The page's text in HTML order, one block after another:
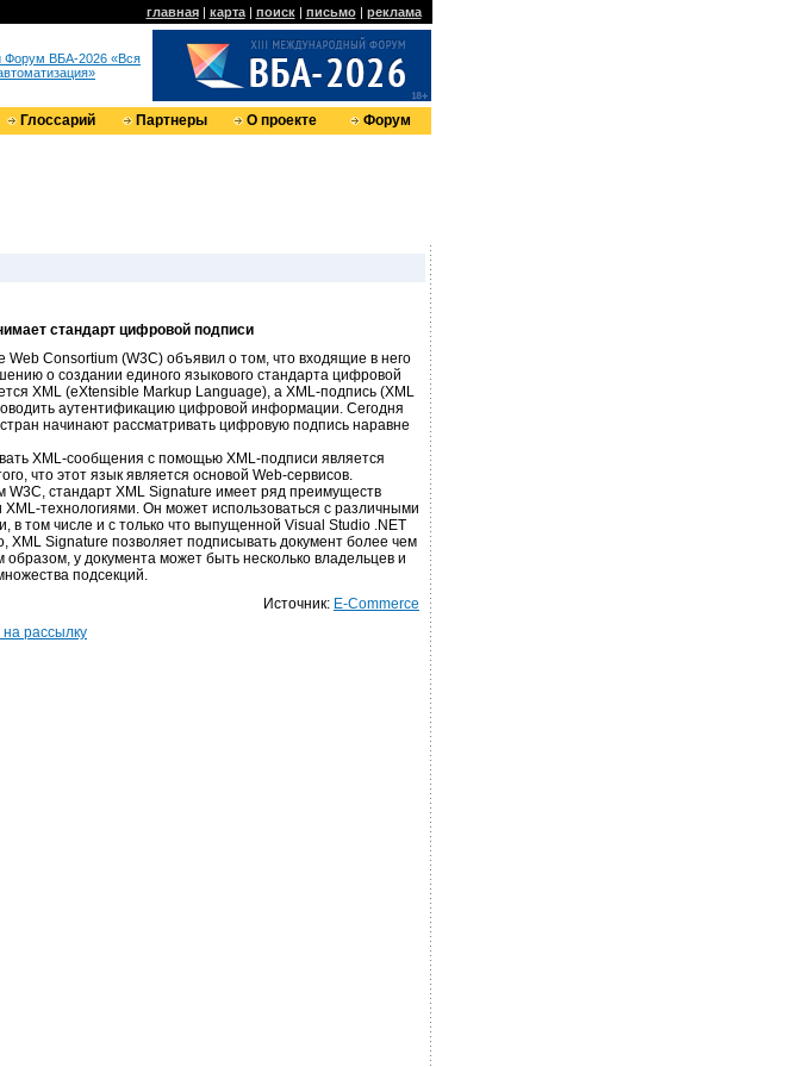
главная| карта| поиск| письмо| реклама
Форум ВБА-2026 «Вся
Глоссарий Партнеры О проекте Форум
стандарт цифровой подписи
Web Consortium (W3C) объявил о том, что входящие в него
о создании единого языкового стандарта цифровой
XML (eXtensible Markup Language), а XML-подпись (XML
аутентификацию цифровой информации. Сегодня
начинают рассматривать цифровую подпись наравне
XML-сообщения с помощью XML-подписи является
что этот язык является основой Web-сервисов.
W3C, стандарт XML Signature имеет ряд преимуществ
технологиями. Он может использоваться с различными
в том числе и с только что выпущенной Visual Studio .NET
XML Signature позволяет подписывать документ более чем
образом, у документа может быть несколько владельцев и
подсекций.
Источник: E-Commerce
на рассылку